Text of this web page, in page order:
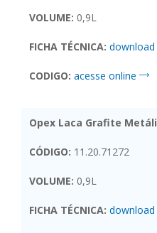
VOLUME: 0,9L
FICHA TÉCNICA: download
CODIGO: acesse online
Opex Laca Grafite
CÓDIGO: 11.20.71272
VOLUME: 0,9L
FICHA TÉCNICA: download